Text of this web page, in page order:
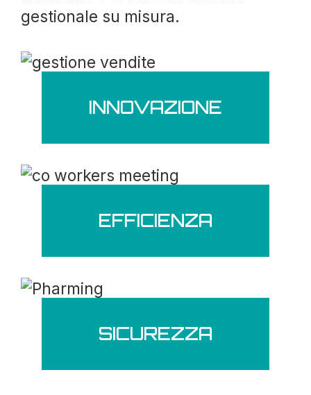
gestionale su misura.
INNOVAZIONE
EFFICIENZA
SICUREZZA